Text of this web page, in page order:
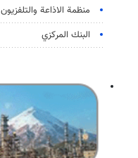
منظمة الاذاعة والتلفزیون
البنك المركزي